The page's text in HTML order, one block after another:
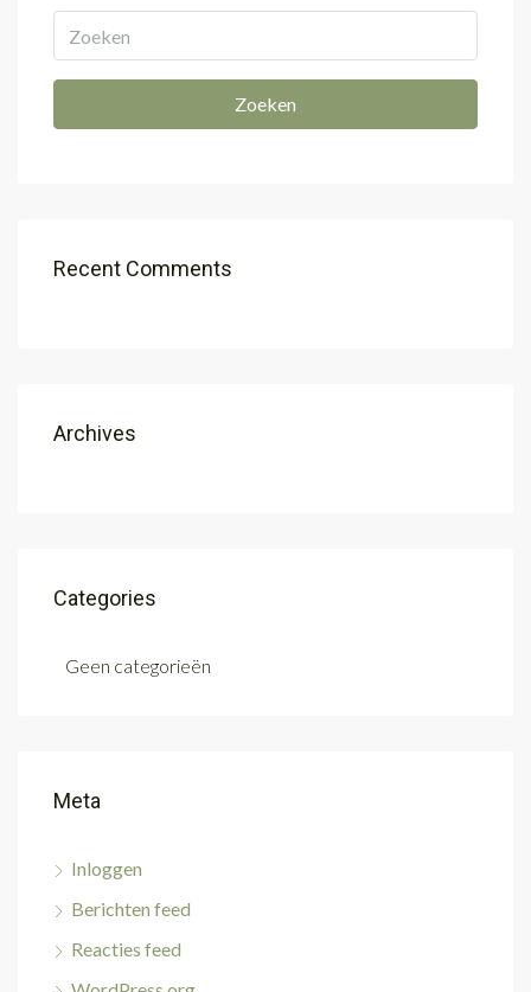
Zoeken
Recent Comments
Archives
Categories
Geen categorieën
Meta
Inloggen
Berichten feed
Reacties feed